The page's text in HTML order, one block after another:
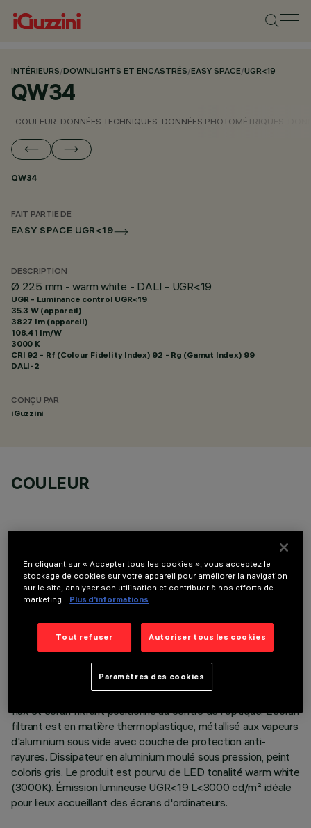
INTÉRIEURS/DOWNLIGHTS ET ENCASTRÉS/EASY SPACE/UGR<19
QW34
COULEUR DONNÉES TECHNIQUES DONNÉES PHOTOMÉTRIQUES
QW34
FAIT PARTIE DE
EASY SPACE UGR<19
DESCRIPTION
Ø 225 mm - warm white - DALI - UGR<19
UGR - Luminance control UGR<19
35.3 W (appareil)
3827 lm (appareil)
108.41 lm/W
3000 K
CRI 92 - Rf (Colour Fidelity Index) 92 - Rg (Gamut Index) 99
DALI-2
CONÇU PAR
iGuzzini
COULEUR
DONNÉES TECHNIQUES
DERNIÈRE MISE À JOUR: 06/08/2026
DESCRIPTION
Appareil rond fixe prévu pour l'utilisation de source LED à
technologie C.o.B. Version lampe à poser, avec plaque.
Réflecteur en matière thermoplastique avec récupérateur de
flux et écran filtrant positionné au centre de l'optique. L'écran
filtrant est en matière thermoplastique, métallisé aux vapeurs
d'aluminium sous vide avec couche de protection anti-
rayures. Dissipateur en aluminium moulé sous pression, peint
coloris gris. Le produit est pourvu de LED tonalité warm white
(3000K). Émission lumineuse UGR<19 L<3000 cd/m² idéale
pour lieux accueillant des écrans d'ordinateurs.
En cliquant sur « Accepter tous les cookies », vous acceptez le
stockage de cookies sur votre appareil pour améliorer la navigation
sur le site, analyser son utilisation et contribuer à nos efforts de
marketing.
Plus d’informations
Tout refuser Autoriser tous les cookies
Paramètres des cookies